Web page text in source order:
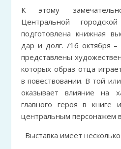
К этому
Центральной
подготовлена книжная
дар и долг. /16 октября
представлены
которых образ отца
в повествовании. В той
оказывает влияние на
главного героя в книге
центральным персонажем
Выставка имеет